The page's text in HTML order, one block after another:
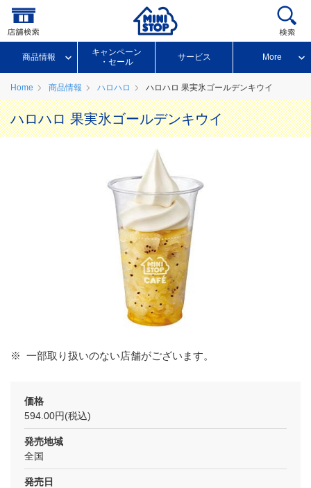
商品情報
キャンペーン
・セール
サービス More
Home 商品情報 ハロハロ ハロハロ 果実氷ゴールデンキウイ
ハロハロ 果実氷ゴールデンキウイ
※ 一部取り扱いのない店舗がございます。
価格
594.00円(税込)
発売地域
全国
発売日